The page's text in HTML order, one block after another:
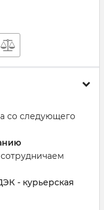
со следующего
- курьерская